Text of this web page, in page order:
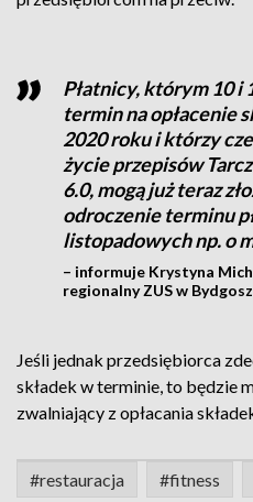
Płatnicy, którym 10 i
termin na opłacenie
2020 roku i którzy
życie przepisów
6.0, mogą już teraz
odroczenie terminu
listopadowych np. o
– informuje Krystyna
regionalny ZUS w
Jeśli jednak przedsiębiorca
składek w terminie, to będzie
zwalniający z opłacania
#restauracja #fitness